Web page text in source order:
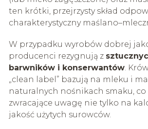
ten krótki, przejrzysty skład
charakterystyczny
W przypadku wyrobów dobrej
producenci rezygnują z
barwników i konserwantów.
„clean label” bazują na mleku i
naturalnych nośnikach smaku,
zwracające uwagę nie tylko na
jakość użytych surowców.